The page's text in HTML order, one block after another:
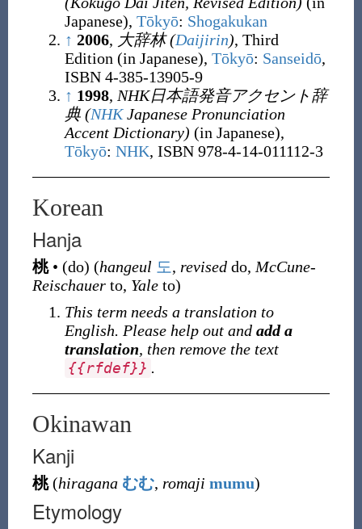
Japanese), Tōkyō: Shogakukan
↑ 2006, 大辞林(Daijirin), Third
Edition (in Japanese), Tōkyō: Sanseidō,
ISBN 4-385-13905-9
↑ 1998, NHK日本語発音アクセント辞
典(NHKJapanese Pronunciation
Accent Dictionary) (in Japanese),
Tōkyō: NHK, ISBN 978-4-14-011112-3
Korean
Hanja
桃 • (do) (hangeul 도, reviseddo, McCune-
Reischauerto, Yaleto)
This term needs a translation to
English. Please help out and add a
translation, then remove the text
{{rfdef} } .
Okinawan
Kanji
桃 (hiragana むむ, romaji mumu)
Etymology